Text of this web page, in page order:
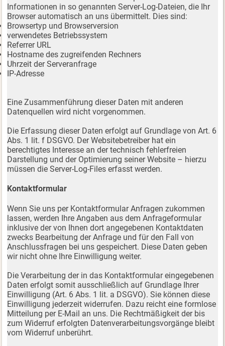
Informationen in so genannten Server-Log-Dateien, die Ihr
Browser automatisch an uns übermittelt. Dies sind:
Browsertyp und Browserversion
verwendetes Betriebssystem
Referrer URL
Hostname des zugreifenden Rechners
Uhrzeit der Serveranfrage
IP-Adresse
Eine Zusammenführung dieser Daten mit anderen
Datenquellen wird nicht vorgenommen.
Die Erfassung dieser Daten erfolgt auf Grundlage von Art. 6
Abs. 1 lit. f DSGVO. Der Websitebetreiber hat ein
berechtigtes Interesse an der technisch fehlerfreien
Darstellung und der Optimierung seiner Website – hierzu
müssen die Server-Log-Files erfasst werden.
Kontaktformular
Wenn Sie uns per Kontaktformular Anfragen zukommen
lassen, werden Ihre Angaben aus dem Anfrageformular
inklusive der von Ihnen dort angegebenen Kontaktdaten
zwecks Bearbeitung der Anfrage und für den Fall von
Anschlussfragen bei uns gespeichert. Diese Daten geben
wir nicht ohne Ihre Einwilligung weiter.
Die Verarbeitung der in das Kontaktformular eingegebenen
Daten erfolgt somit ausschließlich auf Grundlage Ihrer
Einwilligung (Art. 6 Abs. 1 lit. a DSGVO). Sie können diese
Einwilligung jederzeit widerrufen. Dazu reicht eine formlose
Mitteilung per E-Mail an uns. Die Rechtmäßigkeit der bis
zum Widerruf erfolgten Datenverarbeitungsvorgänge bleibt
vom Widerruf unberührt.